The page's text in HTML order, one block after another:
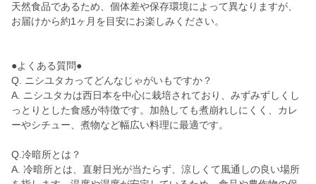
天然食品であるため、個体差や保存環境によって異なりますが、
お届けから約1ヶ月を目安にお楽しみください。
●よくある質問●
Q. ニシユタカってどんなじゃがいもですか？
A. ニシユタカは西日本を中心に栽培されており、みずみずしくし
っとりとした食感が特徴です。加熱しても煮崩れしにくく、カレ
ーやシチュー、煮物など幅広い料理に最適です。
Q.冷暗所とは？
A. 冷暗所とは、直射日光が当たらず、涼しくて風通しの良い場所